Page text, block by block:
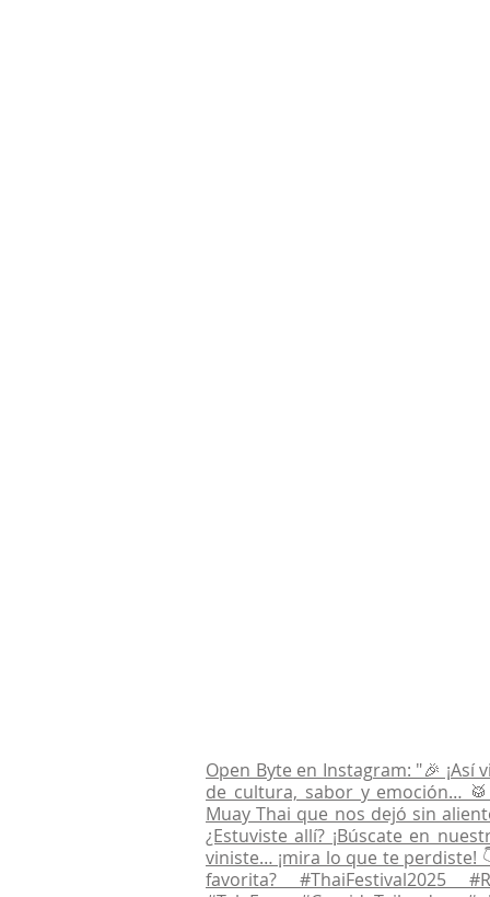
Open Byte en Instagram: "🎉 ¡Así
de cultura, sabor y emoción…
Muay Thai que nos dejó sin
¿Estuviste allí? ¡Búscate en
viniste… ¡mira lo que te perdiste!
favorita? #ThaiFestival2025